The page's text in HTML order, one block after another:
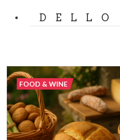
FOOD & WINE